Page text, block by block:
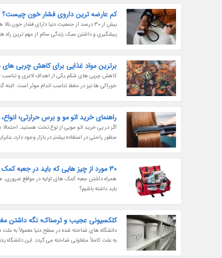
کم عارضه ترین داروی فشار خون چیست؟
بیش از 30 درصد از جمعیت دنیا دارای فشار
پیشگیری و داشتن سبک زندگی سالم از مهم ترین
برترین مواد غذایی برای کاهش چربی
کاهش چربی های شکم یکی از اهداف لاغری و تناسب
خوراکی ها نیز در حفظ تناسب اندام موثر است.
راهنمای خرید اتو مو و برس حرارتی؛
اگر در پی خرید اتو مویی از نوع تخت هستید، احتمالا
منظور راحتی در استفاده بیشتر در بازار وجود دارد،
30 مورد از چیز هایی که باید در جعبه کمک های اولیه داشته باشید
همراه داشتن جعبه کمک های اولیه در مواقع
باید داشته باشیم؟
کلکسیونی عجیب و ترسناک؛ نگه داشتن
دانشگاه های شناخته شده در سطح دنیا معمولاً به
به علت کاملاً متفاوتی شناخته می گردد. این دانشگاه